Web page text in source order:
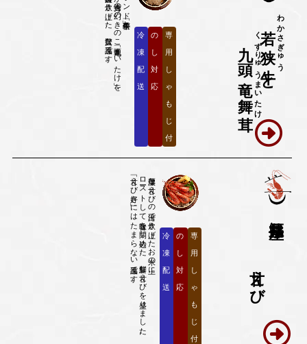
若狭牛わかさぎゅう
と
九頭竜舞茸くずりゅうまいたけ
冷
凍
配
送
の
し
対
応
専
用
し
ゃ
も
じ
付
味と香りが秀逸の幻のきのこ「九頭竜まいたけ」を、
一〇〇年続く老舗の特製出汁で炊き上げた、贅沢な逸品です。
甘えび
冷
凍
配
送
の
し
対
応
専
用
し
ゃ
も
じ
付
濃厚な甘えびの出汁で炊き上げたお米の上に、
ローストして旨味を閉じ込めた、新鮮な甘えびを盛りました。
「甘えび好き」にはたまらない逸品です。